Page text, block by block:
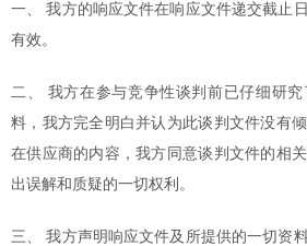
一、 我方的响应文件在响应文件递交截止
有效。
二、
我方在参与竞争性谈判前已仔细研
料，我方完全明白并认为此谈判文件没有
在供应商的内容，我方同意谈判文件的相
出误解和质疑的一切权利。
三、
我方声明响应文件及所提供的一切资